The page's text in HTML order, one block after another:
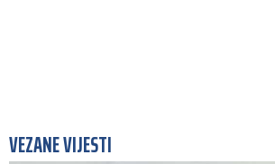
VEZANE VIJESTI